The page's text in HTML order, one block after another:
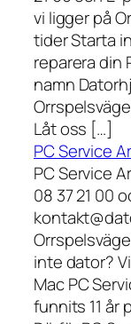
vi ligger på
tider Starta
reparera din
namn
Låt oss […]
PC Service
PC Service
08 37 21 00
inte dator?
Mac PC
funnits 11 år